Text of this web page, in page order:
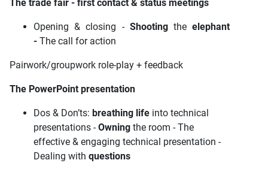
The trade fair - first contact & status meetings
Opening & closing - Shootingtheelephant
- The call for action
Pairwork/groupwork role-play + feedback
The PowerPoint presentation
Dos & Don’ts: breathing life into technical
presentations -Owning the room - The
effective & engaging technical presentation -
Dealing with questions